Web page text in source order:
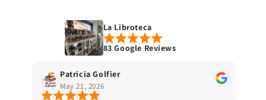
La Libroteca
83 Google Reviews
Patricia Golfier
May 21, 2026